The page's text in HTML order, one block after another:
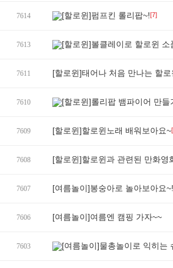
7614 [할로윈]펌프킨 롤리팝~![7]
7613 [할로윈]볼클레이로 할로윈 소
7611 [할로윈]태어나 처음 만나는 할로
7610 [할로윈]롤리팝 뱀파이어 만들
7609 [할로윈]할로윈노래 배워보아요~
7608 [할로윈]할로윈과 관련된 만화영
7607 [여름놀이]봉숭아로 놀아보아요~!
7606 [여름놀이]여름엔 캠핑 가자~~
7603 [여름놀이]물총놀이로 익히는